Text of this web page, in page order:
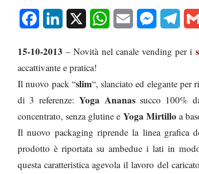
Facebook LinkedIn WhatsAppEmail Messenger
15-10-2013 – Novità nel canale vending per i
accattivante e pratica!
Il nuovo pack “slim“, slanciato ed elegante per
di 3 referenze:Yoga Ananassucco 100%
concentrato, senza glutine e Yoga Mirtillo a
Il nuovo packaging riprende la linea grafica
prodotto è riportata su ambedue i lati in
questa caratteristica agevola il lavoro del